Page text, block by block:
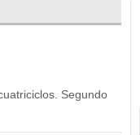
Segundo